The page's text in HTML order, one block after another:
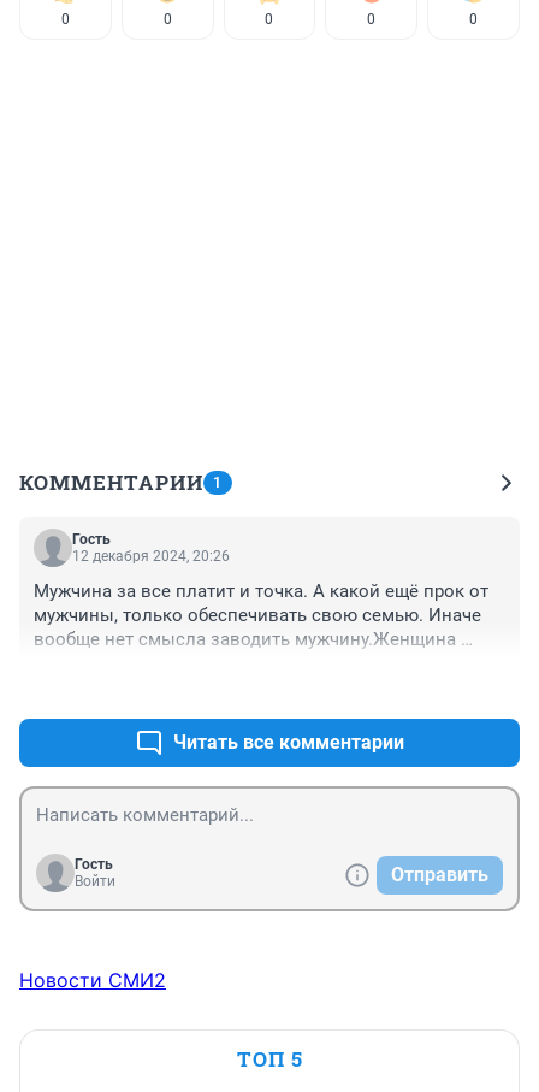
0 0 0 0 0
КОММЕНТАРИИ 1
Гость
12 декабря 2024, 20:26
Мужчина за все платит и точка. А какой ещё прок от
мужчины, только обеспечивать свою семью. Иначе
вообще нет смысла заводить мужчину.Женщина
Читать все комментарии
Гость
Войти
Отправить
Новости СМИ2
ТОП 5